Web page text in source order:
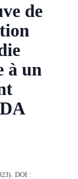
de
à un
DOI :